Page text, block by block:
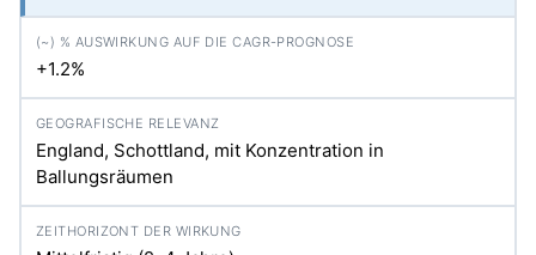
+1.2%
England, Schottland, mit Konzentration in
Ballungsräumen